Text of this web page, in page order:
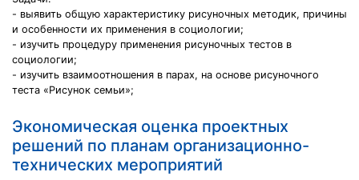
- выявить общую характеристику рисуночных методик, причины
и особенности их применения в социологии;
- изучить процедуру применения рисуночных тестов в
социологии;
- изучить взаимоотношения в парах, на основе рисуночного
теста «Рисунок семьи»;
Экономическая оценка проектных
решений по планам организационно-
технических мероприятий